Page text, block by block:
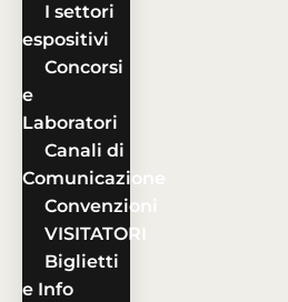
I settori
espositivi
Concorsi
e
Laboratori
Canali di
Comunicazione
Convenzioni
VISITATORI
Biglietti
e Info